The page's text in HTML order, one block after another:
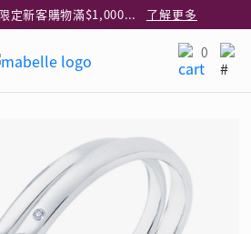
輸入NEW100 網店限定新客購物滿$1,000減$100
了解更多
物耳環2件享7折
門市自取貨
了解更多
了解更多
0